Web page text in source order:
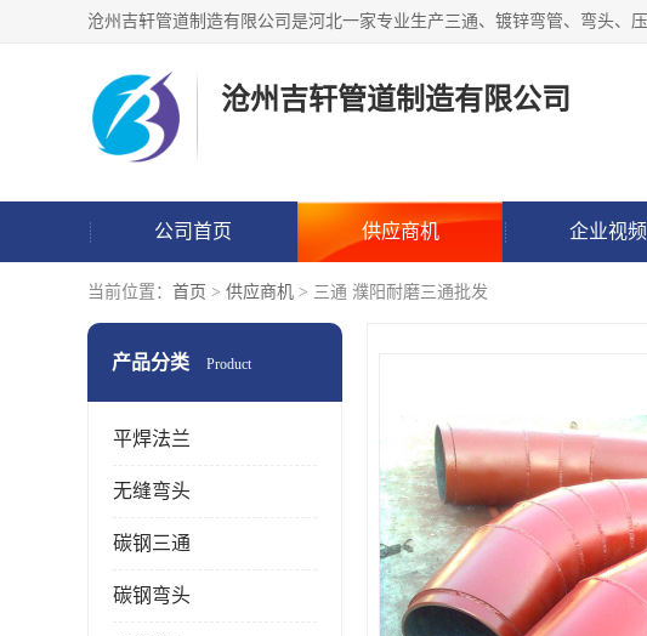
沧州吉轩管道制造有限公司
公司首页 供应商机 企业视频
当前位置： 首页 > 供应商机 > 三通 濮阳耐磨三通批发
产品分类 Product
平焊法兰
无缝弯头
碳钢三通
碳钢弯头